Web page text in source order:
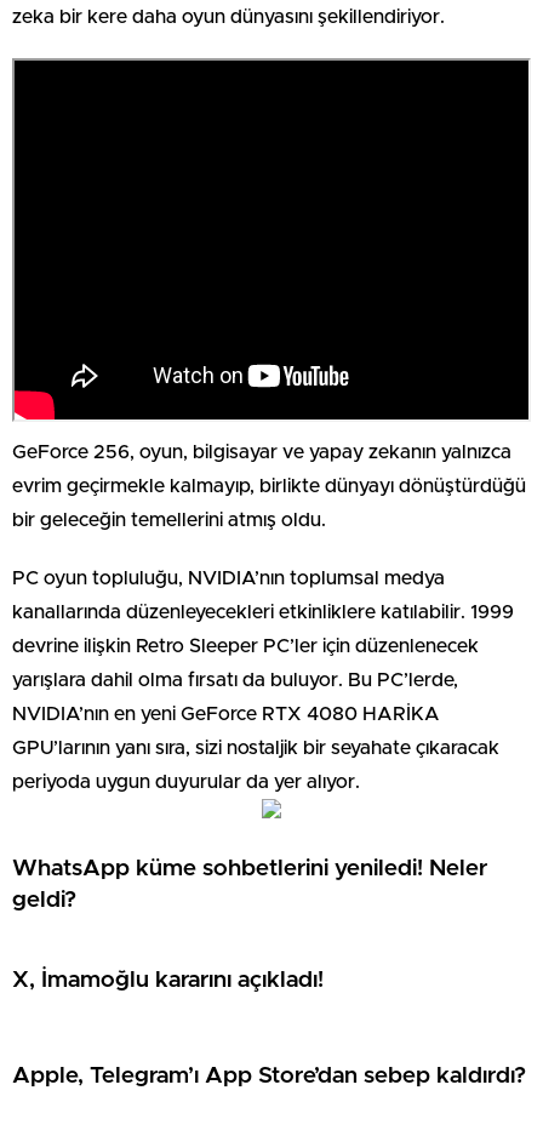
zeka bir kere daha oyun dünyasını şekillendiriyor.
GeForce 256, oyun, bilgisayar ve yapay zekanın yalnızca
evrim geçirmekle kalmayıp, birlikte dünyayı dönüştürdüğü
bir geleceğin temellerini atmış oldu.
PC oyun topluluğu, NVIDIA’nın toplumsal medya
kanallarında düzenleyecekleri etkinliklere katılabilir. 1999
devrine ilişkin Retro Sleeper PC’ler için düzenlenecek
yarışlara dahil olma fırsatı da buluyor. Bu PC’lerde,
NVIDIA’nın en yeni GeForce RTX 4080 HARİKA
GPU’larının yanı sıra, sizi nostaljik bir seyahate çıkaracak
periyoda uygun duyurular da yer alıyor.
WhatsApp küme sohbetlerini yeniledi! Neler
geldi?
X, İmamoğlu kararını açıkladı!
Apple, Telegram’ı App Store’dan sebep kaldırdı?